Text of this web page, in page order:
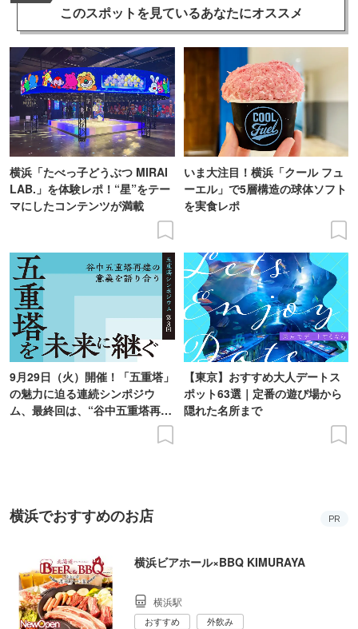
このスポットを見ているあなたにオススメ
横浜「たべっ子どうぶつ MIRAI
LAB.」を体験レポ！“星”をテー
マにしたコンテンツが満載
いま大注目！横浜「クール フュ
ーエル」で5層構造の球体ソフト
を実食レポ
9月29日（火）開催！「五重塔」
の魅力に迫る連続シンポジウ
ム、最終回は、“谷中五重塔再建
【東京】おすすめ大人デートス
ポット63選｜定番の遊び場から
隠れた名所まで
横浜でおすすめのお店 PR
横浜ビアホール×BBQ KIMURAYA
横浜駅
おすすめ 外飲み